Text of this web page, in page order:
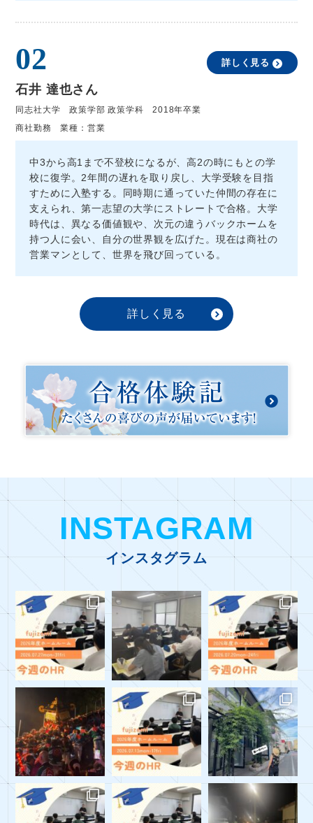
02 詳しく見る
石井 達也さん
同志社大学 政策学部 政策学科 2018年卒業
商社勤務 業種：営業
中3から高1まで不登校になるが、高2の時にもとの学
校に復学。2年間の遅れを取り戻し、大学受験を目指
すために入塾する。同時期に通っていた仲間の存在に
支えられ、第一志望の大学にストレートで合格。大学
時代は、異なる価値観や、次元の違うバックホームを
持つ人に会い、自分の世界観を広げた。現在は商社の
営業マンとして、世界を飛び回っている。
詳しく見る
INSTAGRAM
インスタグラム